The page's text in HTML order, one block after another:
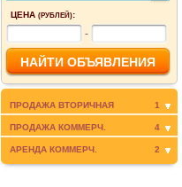
ЦЕНА (РУБЛЕЙ):
-
ПРОДАЖА ВТОРИЧНАЯ 1
ПРОДАЖА КОММЕРЧ. 4
АРЕНДА КОММЕРЧ. 2